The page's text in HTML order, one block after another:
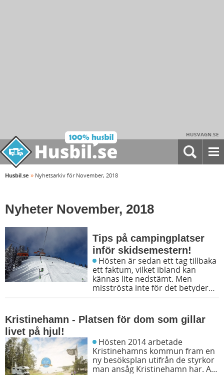
HUSVAGN.SE
Husbil.se » Nyhetsarkiv för November, 2018
Nyheter November, 2018
Tips på campingplatser
inför skidsemestern!
ett faktum, vilket ibland kan
kännas lite nedstämt. Men
misströsta inte för det betyder
Kristinehamn - Platsen för dom som gillar
livet på hjul!
Kristinehamns kommun fram en
ny besöksplan utifrån de styrkor
man ansåg Kristinehamn har. Att